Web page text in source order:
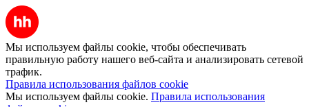
Мы используем файлы cookie, чтобы обеспечивать
правильную работу нашего веб-сайта и анализировать сетевой
трафик.
Правила использования файлов cookie
Мы используем файлы cookie. Правила использования